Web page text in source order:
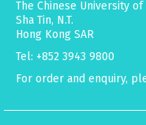
The Chinese University
Sha Tin, N.T.
Hong Kong SAR
Tel: +852 3943 9800
For order and enquiry,